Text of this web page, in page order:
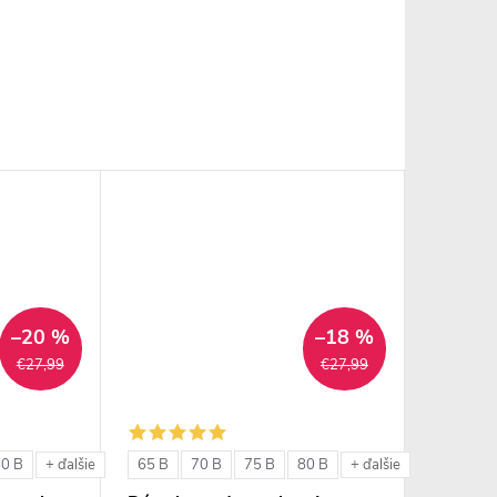
€27,99
–20 %
B + ďalšie
€27,99
–18 %
65 B 70 B 75 B 80 B + ďalšie